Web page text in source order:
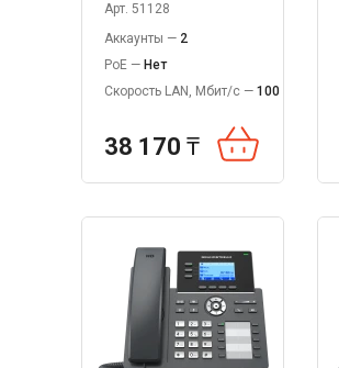
Арт. 51128
Аккаунты — 2
PoE — Нет
Скорость LAN, Мбит/с — 100
38 170 ₸